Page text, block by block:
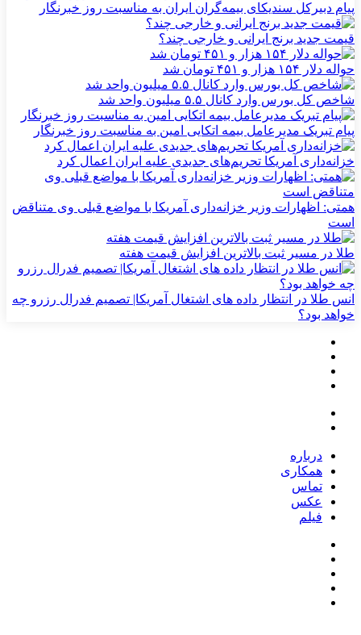
پیام دبیرکل سندیکای بیمه‌گران ایران به مناسبت روز خبرنگار
قیمت جدید برنج ایرانی و خارجی چند؟
حواله دلار ۱۵۴ هزار و ۴۵۱ تومان شد
شاخص کل بورس وارد کانال ۵.۵ میلیون واحد شد
پیام تبریک مدیرعامل بیمه اتکایی امین به مناسبت روز خبرنگار
خزانه‌داری آمریکا تحریم‌های جدیدی علیه ایران اعمال کرد
همتی: اظهارات وزیر خزانه‌داری آمریکا با مواضع قبلی وی متناقض
است
طلا در مسیر ثبت بالاترین افزایش قیمت هفته
انس طلا در انتظار داده های اشتغال آمریکا| تصمیم فدرال رزرو چه
خواهد بود؟
درباره
همکاری
تماس
عکس
فیلم